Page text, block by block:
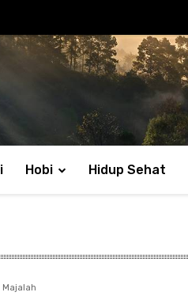
Hobi Hidup Sehat
Majalah